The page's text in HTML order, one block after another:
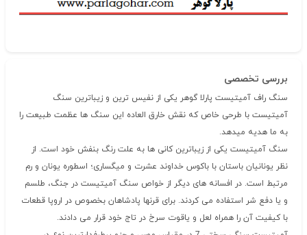
بررسی تخصصی
سنگ راف آمیتیست پارلا گوهر یکی از نفیس ترین و زیباترین سنگ
آمیتیست با طرحی خاص که نقش خارق العاده این سنگ ها عظمت طبیعت را
به ما هدیه میدهد.
سنگ آمیتیست یکی از زیباترین کانی ها به علت رنگ بنفش خود است. از
نظر یونانیان باستان با باکوس‌ خداوند عشرت‌ و میگسارى؛ اسطوره یونان و رم
مرتبط است. در افسانه های دیگر از خواص سنگ آمیتیست در جنگ، طلسم
و یا دفع شر استفاده می کردند. برای قرنها پادشاهان بخصوص در اروپا قطعات
با کیفیت آن را همراه لعل و یاقوت سرخ در تاج خود قرار می دادند.